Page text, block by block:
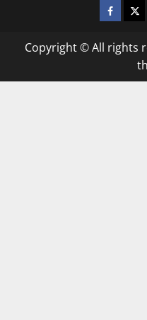
facebook
Copyright © All rights